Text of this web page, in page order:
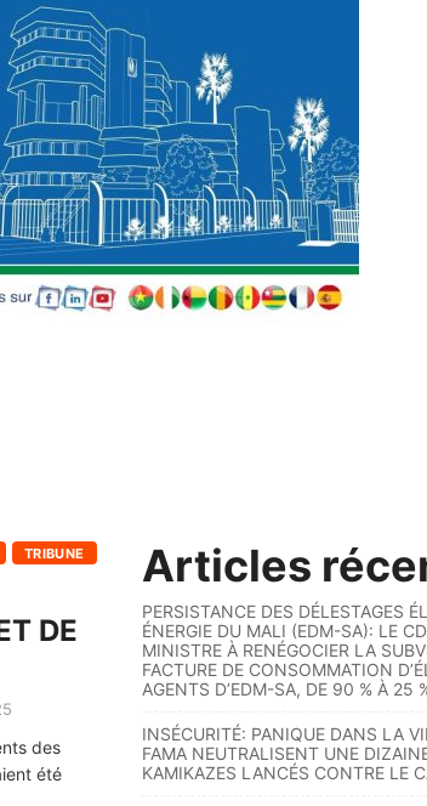
TRIBUNE
DE
des
été
Articles
PERSISTANCE DES DÉLESTAGES
ÉNERGIE DU MALI (EDM-SA): LE
MINISTRE À RENÉGOCIER LA
FACTURE DE CONSOMMATION
AGENTS D’EDM-SA, DE 90 % À 25
INSÉCURITÉ: PANIQUE DANS LA
FAMA NEUTRALISENT UNE
KAMIKAZES LANCÉS CONTRE LE